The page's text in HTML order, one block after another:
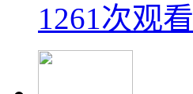
1261次观看